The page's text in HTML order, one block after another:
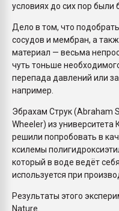
условиях до сих пор были
Дело в том, что
сосудов и мембран, а
материал — весьма
чуть тоньше
перепада давлений или
например.
Эбрахам Струк (Abraham
Wheeler) из университета
решили попробовать в
ксилемы
который в воде ведёт
используется при
Результаты этого
Nature.